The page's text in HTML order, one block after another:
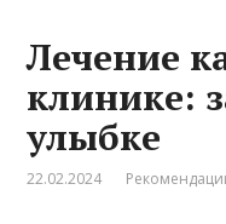
Лечение
клинике:
улыбке
22.02.2024